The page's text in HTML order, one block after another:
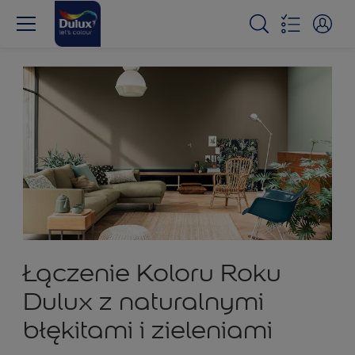
Łączenie Koloru Roku
Dulux z naturalnymi
błękitami i zieleniami